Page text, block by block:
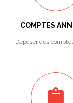
COMPTES
Déposer des